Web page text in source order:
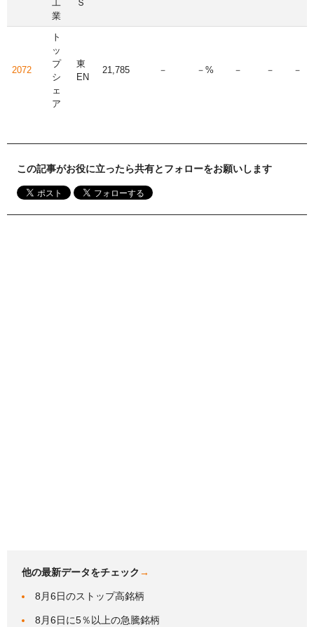
業
Ｓ
2072
ト
ッ
プ
シ
ェ
ア
東
EN
21,785 － －% － － －
この記事がお役に立ったら共有とフォローをお願いします
他の最新データをチェック →
8月6日のストップ高銘柄
8月6日に5％以上の急騰銘柄